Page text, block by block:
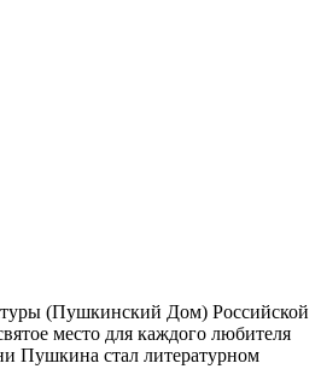
(Пушкинский Дом) Российской
место для каждого любителя
Пушкина стал литературном